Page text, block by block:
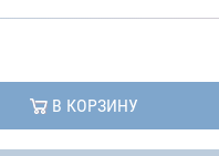
В КОРЗИНУ